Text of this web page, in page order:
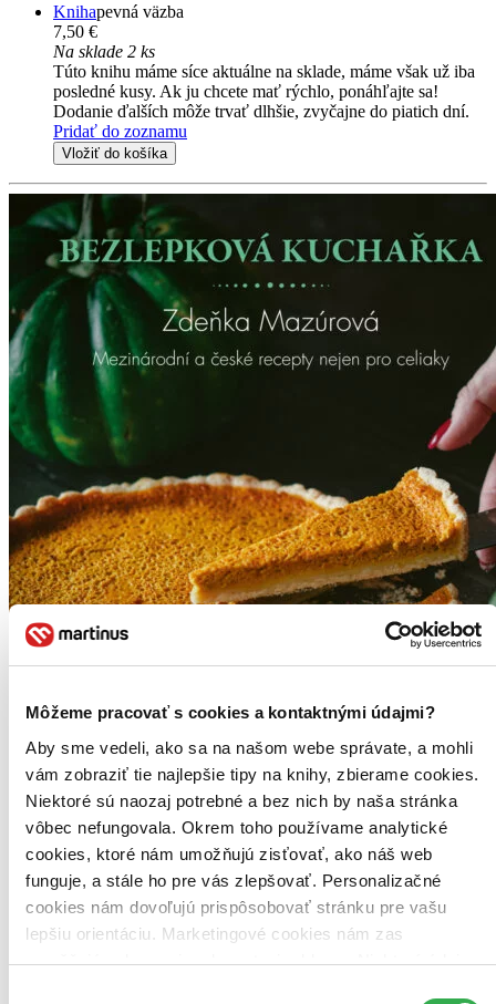
Môžeme pracovať s cookies a kontaktnými údajmi?
Aby sme vedeli, ako sa na našom webe správate, a mohli
vám zobraziť tie najlepšie tipy na knihy, zbierame cookies.
Niektoré sú naozaj potrebné a bez nich by naša stránka
vôbec nefungovala. Okrem toho používame analytické
cookies, ktoré nám umožňujú zisťovať, ako náš web
funguje, a stále ho pre vás zlepšovať. Personalizačné
cookies nám dovoľujú prispôsobovať stránku pre vašu
lepšiu orientáciu. Marketingové cookies nám zas
umožňujú zobrazenie relevantnej reklamy. Niektoré údaje
Knihapevná väzba
7,50 €
Na sklade 2 ks
Túto knihu máme síce aktuálne na sklade, máme však už iba
posledné kusy. Ak ju chcete mať rýchlo, ponáhľajte sa!
Dodanie ďalších môže trvať dlhšie, zvyčajne do piatich dní.
Pridať do zoznamu
Vložiť do košíka
Bezlepková kuchařka – Mezinárodní a české recepty nejen pro
CZ